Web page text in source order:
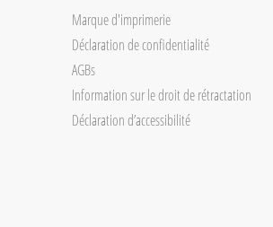
Marque d'imprimerie
Déclaration de confidentialité
AGBs
Information sur le droit de rétractation
Déclaration d’accessibilité